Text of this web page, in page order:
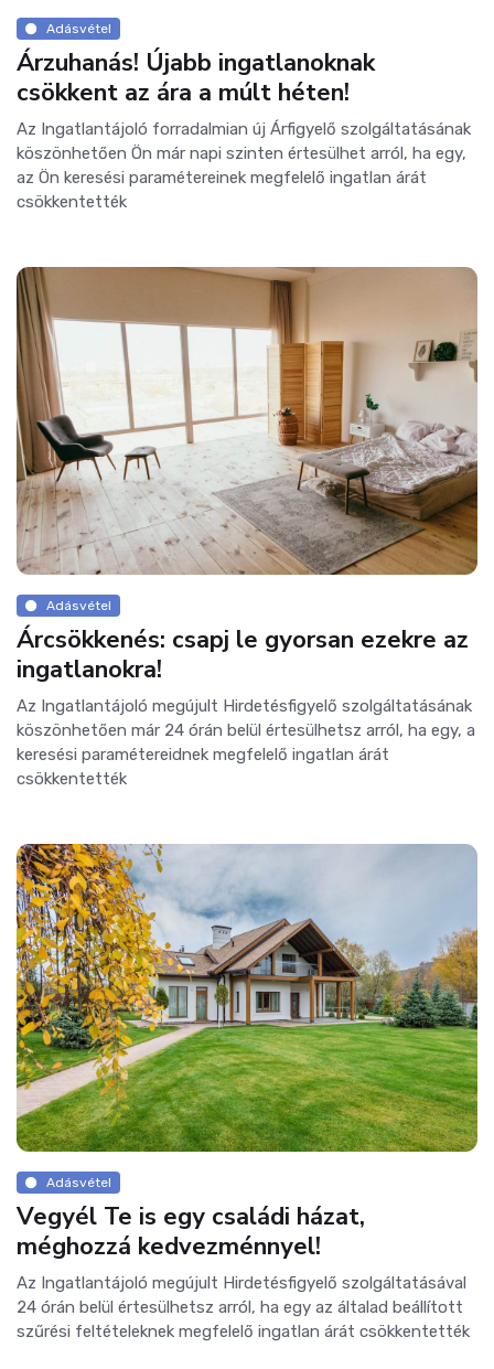
Adásvétel
Árzuhanás! Újabb ingatlanoknak
csökkent az ára a múlt héten!
Az Ingatlantájoló forradalmian új Árfigyelő szolgáltatásának
köszönhetően Ön már napi szinten értesülhet arról, ha egy,
az Ön keresési paramétereinek megfelelő ingatlan árát
csökkentették
Adásvétel
Árcsökkenés: csapj le gyorsan ezekre az
ingatlanokra!
Az Ingatlantájoló megújult Hirdetésfigyelő szolgáltatásának
köszönhetően már 24 órán belül értesülhetsz arról, ha egy, a
keresési paramétereidnek megfelelő ingatlan árát
csökkentették
Adásvétel
Vegyél Te is egy családi házat,
méghozzá kedvezménnyel!
Az Ingatlantájoló megújult Hirdetésfigyelő szolgáltatásával
24 órán belül értesülhetsz arról, ha egy az általad beállított
szűrési feltételeknek megfelelő ingatlan árát csökkentették